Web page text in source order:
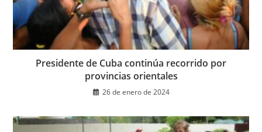
Presidente de Cuba continúa recorrido por
provincias orientales
26 de enero de 2024